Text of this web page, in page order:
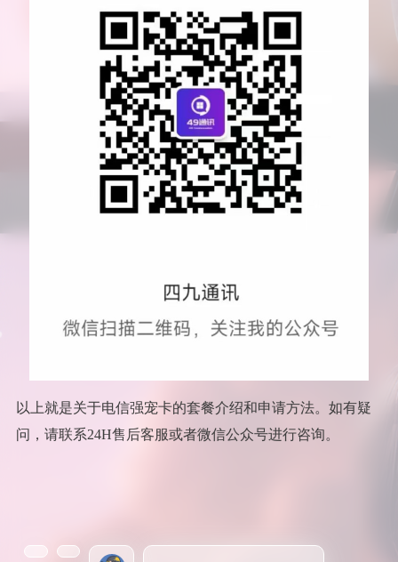
以上就是关于电信强宠卡的套餐介绍和申请方法。如有疑
问，请联系24H售后客服或者微信公众号进行咨询。